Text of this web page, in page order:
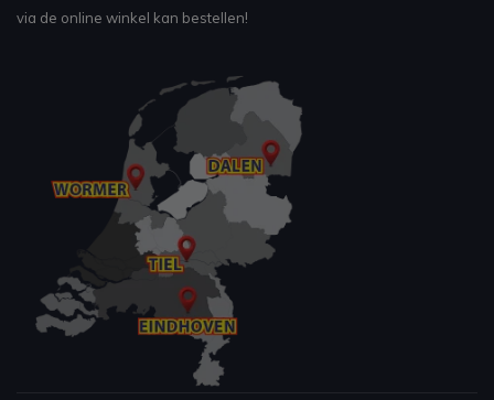
via de online winkel kan bestellen!